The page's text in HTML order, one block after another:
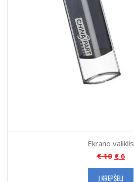
Ekrano valiklis
€10 €6
Į KREPŠELĮ